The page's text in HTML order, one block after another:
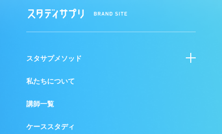
ス
タ
デ
プ
SITE
スタサプメソッド
学校・自治体向けサービス
小・中・高校生向けサービス
私たちについて
講師一覧
ケーススタディ